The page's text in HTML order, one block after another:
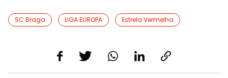
SC Braga LIGA EUROPA Estrela Vermelha